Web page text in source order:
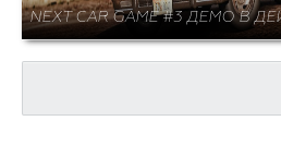
NEXT CAR GAME #3 ДЕМО В